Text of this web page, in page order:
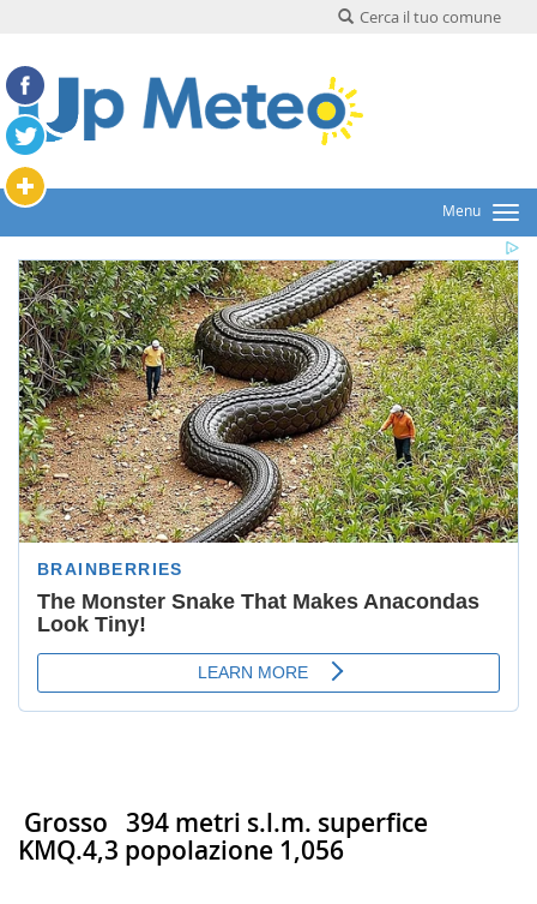
Cerca il tuo comune
Menu
Grosso 394 metri s.l.m. superfice
KMQ.4,3 popolazione 1,056